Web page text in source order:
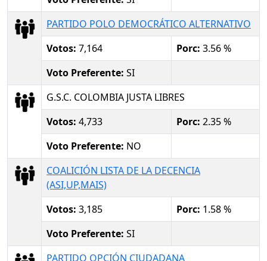
PARTIDO POLO DEMOCRÁTICO ALTERNATIVO
Votos: 7,164 Porc: 3.56 %
Voto Preferente: SI
G.S.C. COLOMBIA JUSTA LIBRES
Votos: 4,733 Porc: 2.35 %
Voto Preferente: NO
COALICIÓN LISTA DE LA DECENCIA
(ASI,UP,MAIS)
Votos: 3,185 Porc: 1.58 %
Voto Preferente: SI
PARTIDO OPCIÓN CIUDADANA